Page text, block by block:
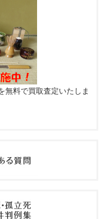
無料で買取査定いたしま